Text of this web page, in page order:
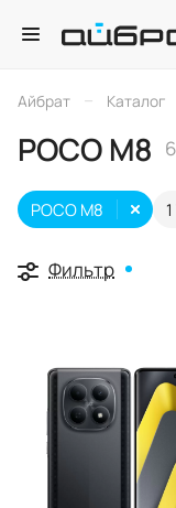
Айбрат – Каталог
POCO M8
POCO M8
Фильтр